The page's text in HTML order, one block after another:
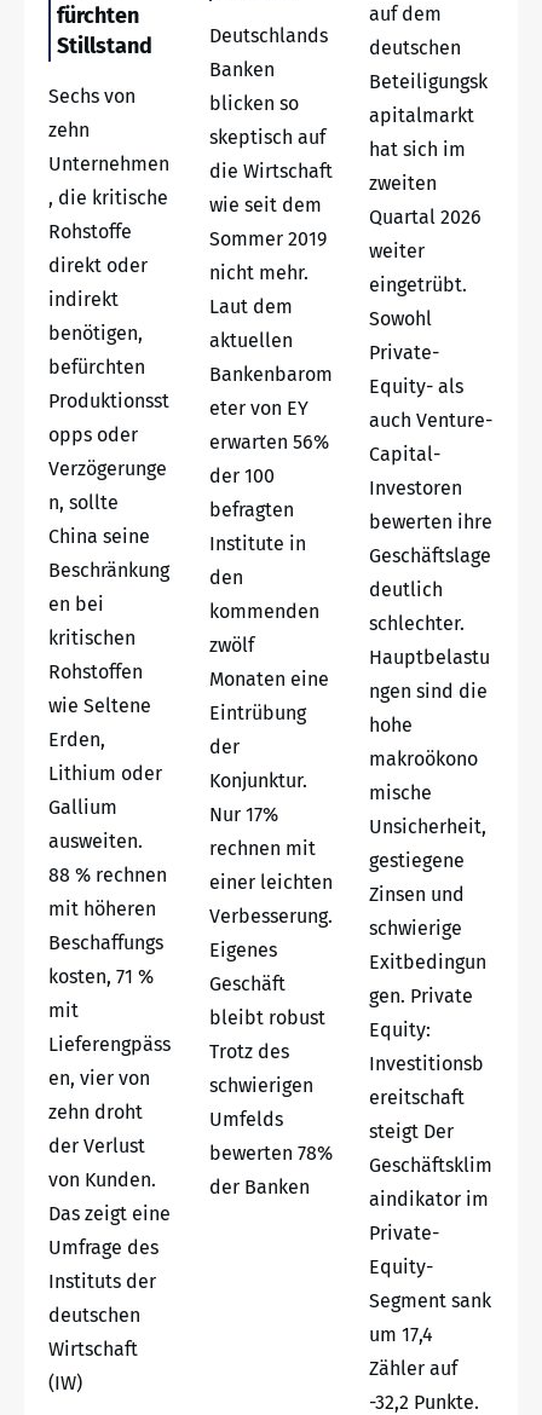
fürchten
Stillstand
Sechs von
zehn
Unternehmen
, die kritische
Rohstoffe
direkt oder
indirekt
benötigen,
befürchten
Produktionsst
opps oder
Verzögerunge
n, sollte
China seine
Beschränkung
en bei
kritischen
Rohstoffen
wie Seltene
Erden,
Lithium oder
Gallium
ausweiten.
88 % rechnen
mit höheren
Beschaffungs
kosten, 71 %
mit
Lieferengpäss
en, vier von
zehn droht
der Verlust
von Kunden.
Das zeigt eine
Umfrage des
Instituts der
deutschen
Wirtschaft
(IW)
Deutschlands
Banken
blicken so
skeptisch auf
die Wirtschaft
wie seit dem
Sommer 2019
nicht mehr.
Laut dem
aktuellen
Bankenbarom
eter von EY
erwarten 56%
der 100
befragten
Institute in
den
kommenden
zwölf
Monaten eine
Eintrübung
der
Konjunktur.
Nur 17%
rechnen mit
einer leichten
Verbesserung.
Eigenes
Geschäft
bleibt robust
Trotz des
schwierigen
Umfelds
bewerten 78%
der Banken
auf dem
deutschen
Beteiligungsk
apitalmarkt
hat sich im
zweiten
Quartal 2026
weiter
eingetrübt.
Sowohl
Private-
Equity- als
auch Venture-
Capital-
Investoren
bewerten ihre
Geschäftslage
deutlich
schlechter.
Hauptbelastu
ngen sind die
hohe
makroökono
mische
Unsicherheit,
gestiegene
Zinsen und
schwierige
Exitbedingun
gen. Private
Equity:
Investitionsb
ereitschaft
steigt Der
Geschäftsklim
aindikator im
Private-
Equity-
Segment sank
um 17,4
Zähler auf
-32,2 Punkte.